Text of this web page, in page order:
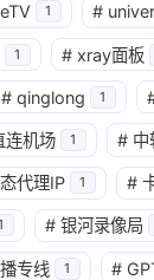
1 #
1 # xray面板
# qinglong 1
连机场 1 # 中
代理IP 1 #
# 银河录像局
专线 1 #